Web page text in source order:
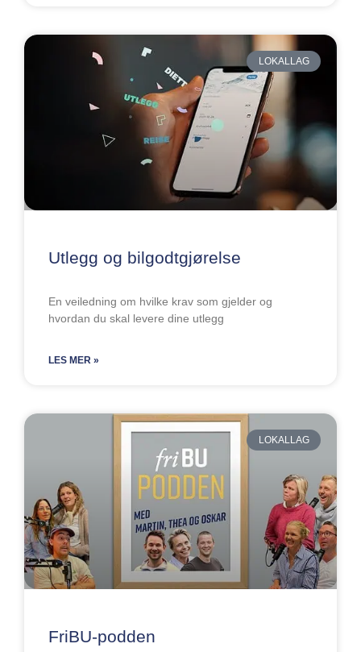
LOKALLAG
Utlegg og bilgodtgjørelse
En veiledning om hvilke krav som gjelder og
hvordan du skal levere dine utlegg
LES MER »
LOKALLAG
FriBU-podden